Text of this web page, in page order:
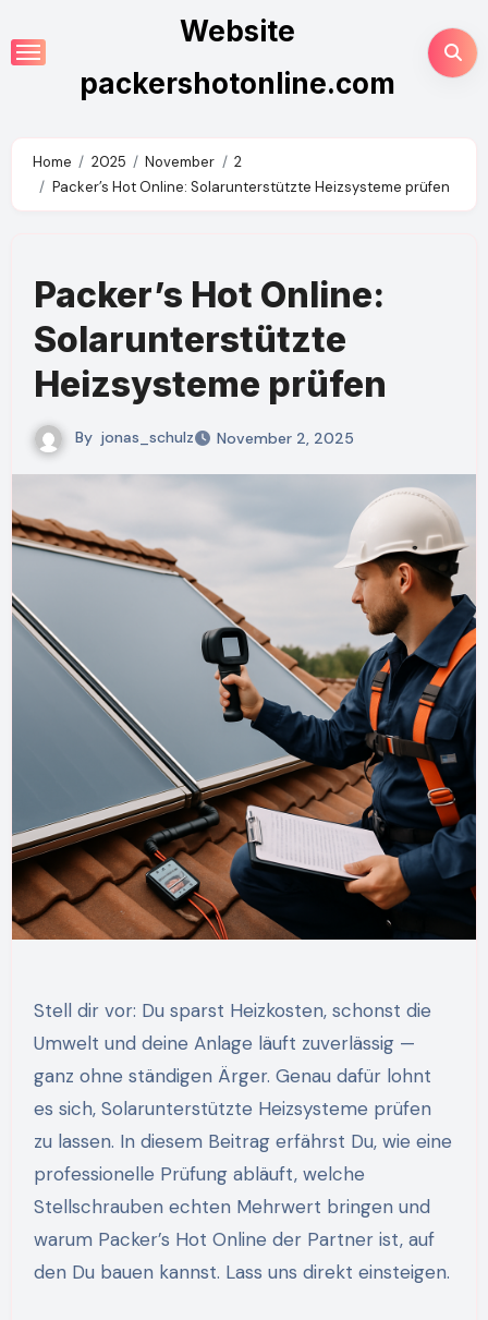
to
Website
packershotonline.com
Home 2025 November
2
Packer’s Hot Online: Solarunterstützte Heizsysteme prüfen
Packer’s Hot Online:
Solarunterstützte
Heizsysteme prüfen
By jonas_schulz November 2, 2025
Stell dir vor: Du sparst Heizkosten, schonst die
Umwelt und deine Anlage läuft zuverlässig —
ganz ohne ständigen Ärger. Genau dafür lohnt
es sich, Solarunterstützte Heizsysteme prüfen
zu lassen. In diesem Beitrag erfährst Du, wie eine
professionelle Prüfung abläuft, welche
Stellschrauben echten Mehrwert bringen und
warum Packer’s Hot Online der Partner ist, auf
den Du bauen kannst. Lass uns direkt einsteigen.